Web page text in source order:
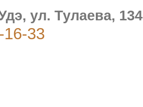
ул. Тулаева,
16-33